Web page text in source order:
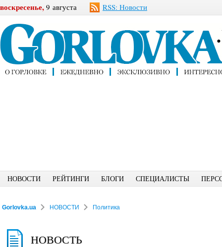
воскресенье, 9 августа RSS: Новости
НОВОСТИ РЕЙТИНГИ БЛОГИ СПЕЦИАЛИСТЫ
Gorlovka.ua НОВОСТИ Политика
НОВОСТЬ